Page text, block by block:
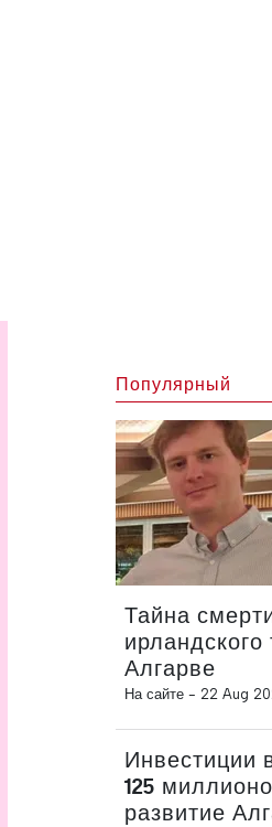
Популярный
Тайна
ирландского
Алгарве
На сайте - 22 Aug
Инвестиции
125
развитие